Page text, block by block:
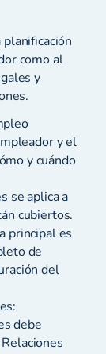
como al
y
y el
y cuándo
se aplica a
cubiertos.
principal es
de
del
debe